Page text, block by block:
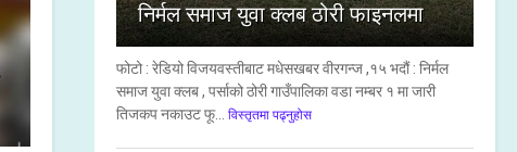
निर्मल समाज युवा क्लब ठोरी फाइनलमा
फोटो : रेडियो विजयवस्तीबाट मधेसखबर वीरगन्ज ,१५ भदौं : निर्मल
समाज युवा क्लब , पर्साको ठोरी गाउँपालिका वडा नम्बर १ मा जारी
तिजकप नकाउट फू...
विस्तृतमा पढ्नुहोस